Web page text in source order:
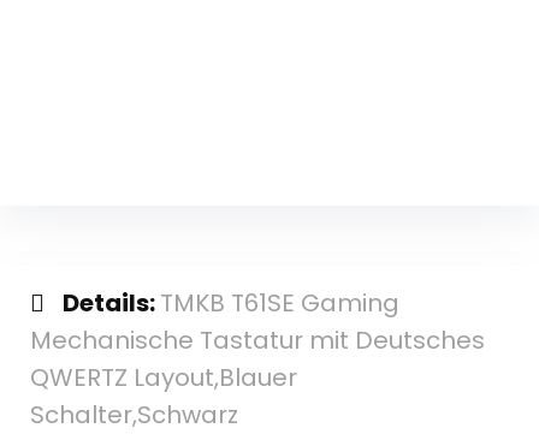
Details:TMKB T61SE Gaming
Mechanische Tastatur mit Deutsches
QWERTZ Layout,Blauer
Schalter,Schwarz